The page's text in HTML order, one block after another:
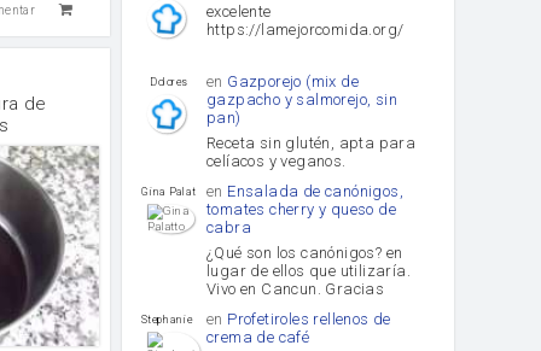
de
excelente
https://lamejorcomida.org/
Dolores en Gazporejo (mix de
gazpacho y salmorejo, sin
pan)
Receta sin glutén, apta para
celíacos y veganos.
Gina Palatto en Ensalada de canónigos,
tomates cherry y queso de
cabra
¿Qué son los canónigos? en
lugar de ellos que utilizaría.
Vivo en Cancun. Gracias
Stephanie Llanos
en Profetiroles rellenos de
crema de café